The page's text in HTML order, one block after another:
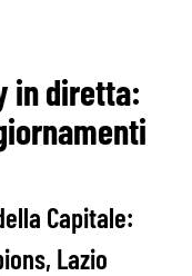
in diretta:
Capitale:
Lazio